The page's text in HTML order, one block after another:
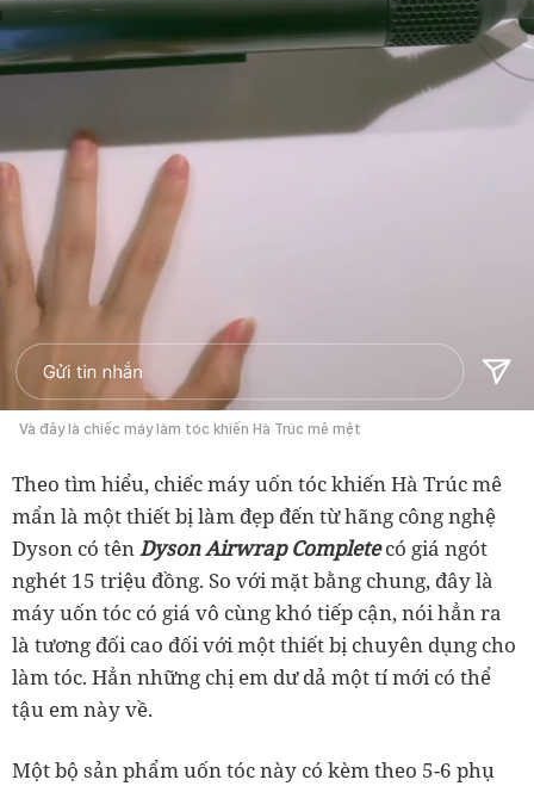
Và đây là chiếc máy làm tóc khiến Hà Trúc mê mệt
Theo tìm hiểu, chiếc máy uốn tóc khiến Hà Trúc mê
mẩn là một thiết bị làm đẹp đến từ hãng công nghệ
Dyson có tênDyson Airwrap Completecó giá ngót
nghét 15 triệu đồng. So với mặt bằng chung, đây là
máy uốn tóc có giá vô cùng khó tiếp cận, nói hẳn ra
là tương đối cao đối với một thiết bị chuyên dụng cho
làm tóc. Hẳn những chị em dư dả một tí mới có thể
tậu em này về.
Một bộ sản phẩm uốn tóc này có kèm theo 5-6 phụ